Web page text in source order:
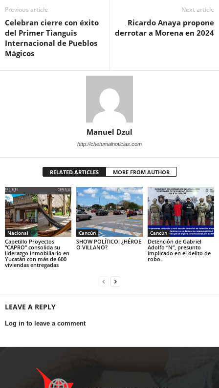
Previous article
Celebran cierre con éxito
del Primer Tianguis
Internacional de Pueblos
Mágicos
Next article
Ricardo Anaya propone
derrotar a Morena en 2024
Manuel Dzul
http://chetumalnoticias.com
RELATED ARTICLES MORE FROM AUTHOR
Nacional
Capetillo Proyectos
“CAPRO” consolida su
liderazgo inmobiliario en
Yucatán con más de 600
viviendas entregadas
Cancún
SHOW POLÍTICO: ¿HÉROE
O VILLANO?
Cancún
Detención de Gabriel
Adolfo “N”, presunto
implicado en el delito de
robo.
LEAVE A REPLY
Log in to leave a comment